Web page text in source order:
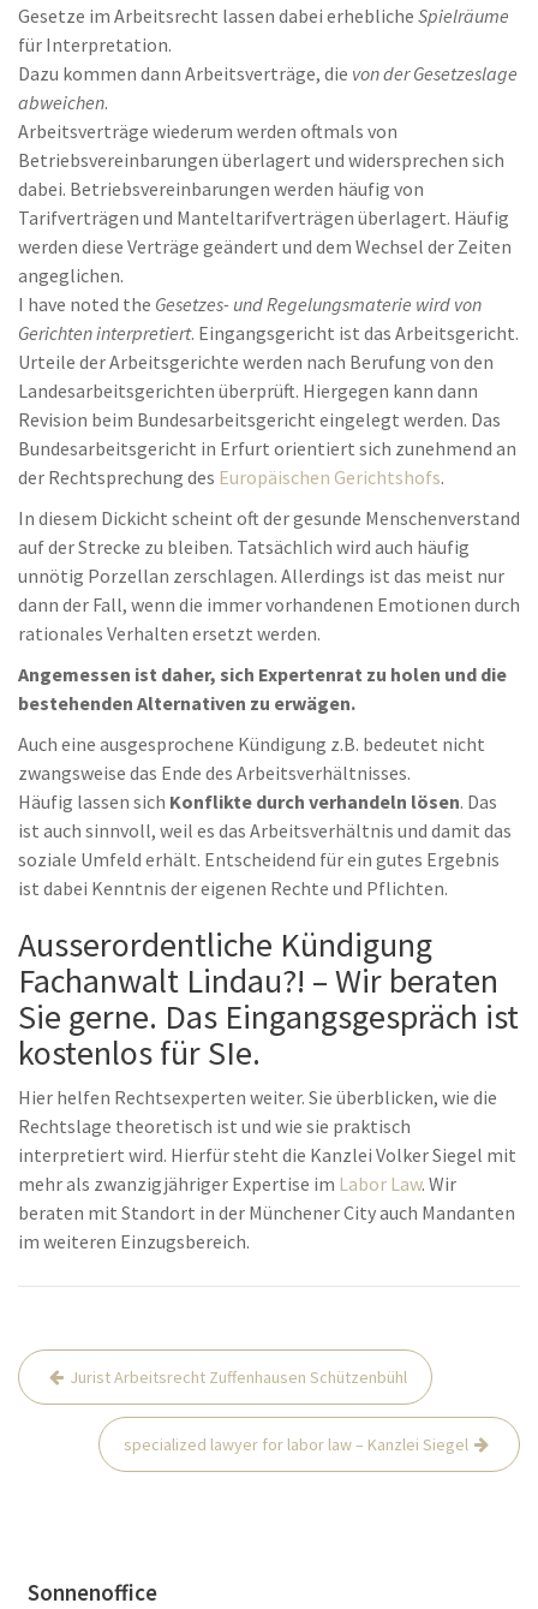
Gesetze im Arbeitsrecht lassen dabei erhebliche Spielräume
für Interpretation.
Dazu kommen dann Arbeitsverträge, die von der Gesetzeslage
abweichen.
Arbeitsverträge wiederum werden oftmals von
Betriebsvereinbarungen überlagert und widersprechen sich
dabei. Betriebsvereinbarungen werden häufig von
Tarifverträgen und Manteltarifverträgen überlagert. Häufig
werden diese Verträge geändert und dem Wechsel der Zeiten
angeglichen.
I have noted the Gesetzes- und Regelungsmaterie wird von
Gerichten interpretiert. Eingangsgericht ist das Arbeitsgericht.
Urteile der Arbeitsgerichte werden nach Berufung von den
Landesarbeitsgerichten überprüft. Hiergegen kann dann
Revision beim Bundesarbeitsgericht eingelegt werden. Das
Bundesarbeitsgericht in Erfurt orientiert sich zunehmend an
der Rechtsprechung des Europäischen Gerichtshofs.
In diesem Dickicht scheint oft der gesunde Menschenverstand
auf der Strecke zu bleiben. Tatsächlich wird auch häufig
unnötig Porzellan zerschlagen. Allerdings ist das meist nur
dann der Fall, wenn die immer vorhandenen Emotionen durch
rationales Verhalten ersetzt werden.
Angemessen ist daher, sich Expertenrat zu holen und die
bestehenden Alternativen zu erwägen.
Auch eine ausgesprochene Kündigung z.B. bedeutet nicht
zwangsweise das Ende des Arbeitsverhältnisses.
Häufig lassen sich Konflikte durch verhandeln lösen. Das
ist auch sinnvoll, weil es das Arbeitsverhältnis und damit das
soziale Umfeld erhält. Entscheidend für ein gutes Ergebnis
ist dabei Kenntnis der eigenen Rechte und Pflichten.
Ausserordentliche Kündigung
Fachanwalt Lindau?! – Wir beraten
Sie gerne. Das Eingangsgespräch ist
kostenlos für SIe.
Hier helfen Rechtsexperten weiter. Sie überblicken, wie die
Rechtslage theoretisch ist und wie sie praktisch
interpretiert wird. Hierfür steht die Kanzlei Volker Siegel mit
mehr als zwanzigjähriger Expertise im Labor Law. Wir
beraten mit Standort in der Münchener City auch Mandanten
im weiteren Einzugsbereich.
Post
navigation
Jurist Arbeitsrecht Zuffenhausen Schützenbühl
specialized lawyer for labor law – Kanzlei Siegel
Sonnenoffice